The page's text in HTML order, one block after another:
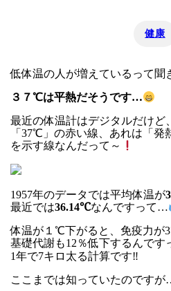
健康
低体温の人が増えているって
３７℃は平熱だそうです…
最近の体温計はデジタルだけ
「37℃」の赤い線、あれは「発
を示す線なんだって～
1957年のデータでは平均体温が
最近では36.14℃なんですって…
体温が１℃下がると、免疫力が
基礎代謝も12％低下するんで
1年で7キロ太る計算です‼
ここまでは知っていたのです